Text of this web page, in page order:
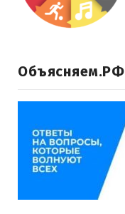
Объясняем.РФ